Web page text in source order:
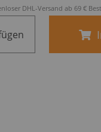
DHL-Versand ab 69 €